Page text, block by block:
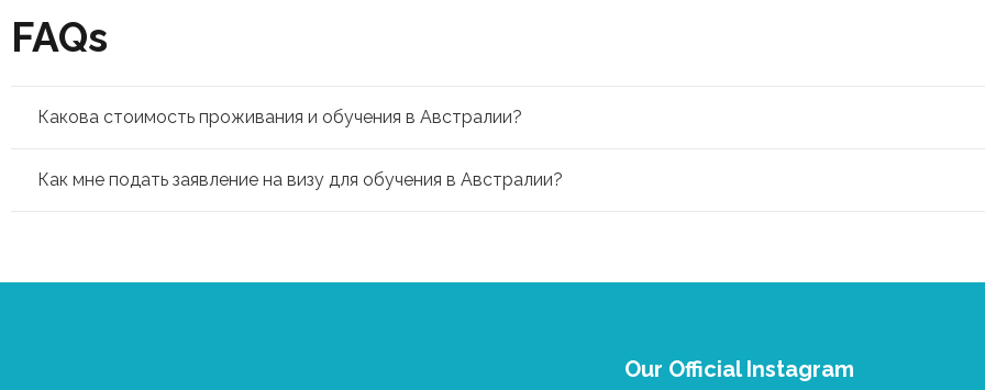
FAQs
Какова стоимость проживания и обучения в Австралии?
Как мне подать заявление на визу для обучения в Австралии?
Our Official Instagram